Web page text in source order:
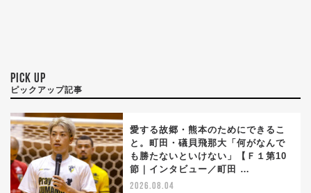
PICK UP
ピックアップ記事
愛する故郷・熊本のためにできるこ
と。町田・礒貝飛那大「何がなんで
も勝たないといけない」【Ｆ１第10
節｜インタビュー／町田 …
2026.08.04